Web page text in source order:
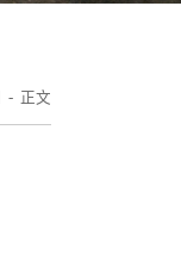
- 正文